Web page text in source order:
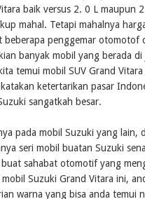
baik versus 2. 0 L maupun
mahal. Tetapi mahalnya
beberapa penggemar otomotof
banyak mobil yang berada di
temui mobil SUV Grand
ketertarikan pasar
sangatkah besar.
mobil Suzuki yang lain,
seri mobil buatan Suzuki
sahabat otomotif yang
Suzuki Grand Vitara ini,
warna yang bisa anda temui